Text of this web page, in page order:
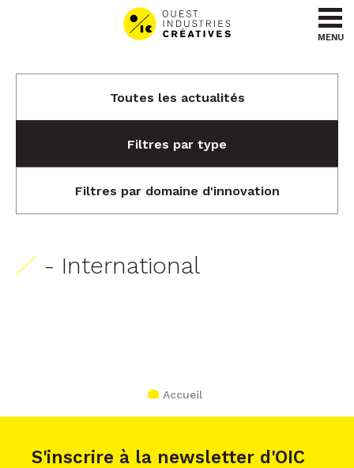
Aller au menu
Aller au contenu
MENU
Toutes les actualités
Filtres par type
Filtres par domaine d'innovation
- International
Accueil
S'inscrire à la newsletter d'OIC